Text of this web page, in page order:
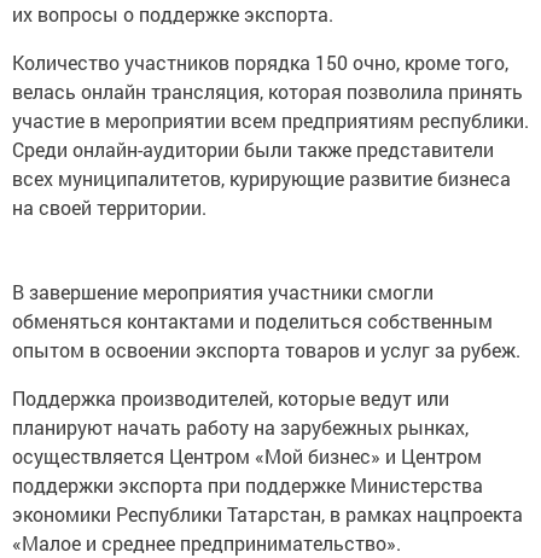
их вопросы о поддержке экспорта.
Количество участников порядка 150 очно, кроме того,
велась онлайн трансляция, которая позволила принять
участие в мероприятии всем предприятиям республики.
Среди онлайн-аудитории были также представители
всех муниципалитетов, курирующие развитие бизнеса
на своей территории.
В завершение мероприятия участники смогли
обменяться контактами и поделиться собственным
опытом в освоении экспорта товаров и услуг за рубеж.
Поддержка производителей, которые ведут или
планируют начать работу на зарубежных рынках,
осуществляется Центром «Мой бизнес» и Центром
поддержки экспорта при поддержке Министерства
экономики Республики Татарстан, в рамках нацпроекта
«Малое и среднее предпринимательство».